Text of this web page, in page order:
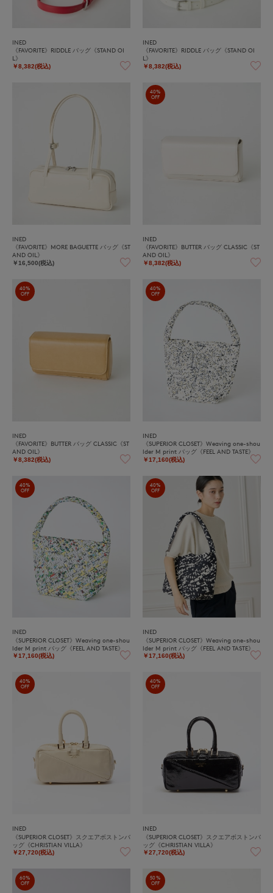
INED
《FAVORITE》RIDDLE バッグ《STAND OI
L》
￥8,382(税込)
INED
《FAVORITE》RIDDLE バッグ《STAND OI
L》
￥8,382(税込)
INED
《FAVORITE》MORE BAGUETTE バッグ《ST
AND OIL》
￥16,500(税込)
40%
OFF
INED
《FAVORITE》BUTTER バッグ CLASSIC《ST
AND OIL》
￥8,382(税込)
40%
OFF
INED
《FAVORITE》BUTTER バッグ CLASSIC《ST
AND OIL》
￥8,382(税込)
40%
OFF
INED
《SUPERIOR CLOSET》Weaving one-shou
lder M print バッグ《FEEL AND TASTE》
￥17,160(税込)
40%
OFF
INED
《SUPERIOR CLOSET》Weaving one-shou
lder M print バッグ《FEEL AND TASTE》
￥17,160(税込)
40%
OFF
INED
《SUPERIOR CLOSET》Weaving one-shou
lder M print バッグ《FEEL AND TASTE》
￥17,160(税込)
40%
OFF
INED
《SUPERIOR CLOSET》スクエアボストンバ
ッグ《CHRISTIAN VILLA》
￥27,720(税込)
40%
OFF
INED
《SUPERIOR CLOSET》スクエアボストンバ
ッグ《CHRISTIAN VILLA》
￥27,720(税込)
60%
OFF
50%
OFF